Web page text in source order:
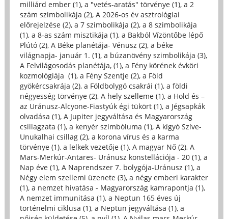
milliárd ember (1), a "vetés-aratás" törvénye (1), a 2
szám szimbolikája (2), A 2026-os év asztrológiai
előrejelzése (2), a 7 szimbolikája (2), a 8 szimbolikája
(1), a 8-as szám misztikája (1), a Bakból Vízöntőbe lépő
Plútó (2), A Béke planétája- Vénusz (2), a béke
világnapja- január 1. (1), a búzanövény szimbolikája (3),
A Felvilágosodás planétája, (1), a Fény körének évköri
kozmológiája (1), a Fény Szentje (2), a Föld
gyökércsakrája (2), a Földbolygó csakrái (1), a földi
négyesség törvénye (2), A hely szelleme (1), a Hold és –
az Uránusz-Alcyone-Fiastyúk égi tükört (1), a Jégsapkák
olvadása (1), A Jupiter jegyváltása és Magyarország
csillagzata (1), a kenyér szimbóluma (1), A kígyó Szíve-
Unukalhai csillag (2), a korona vírus és a karma
törvénye (1), a lelkek vezetője (1), A magyar Nő (2), A
Mars-Merkúr-Antares- Uránusz konstellációja - 20 (1), a
Nap éve (1), A Naprendszer 7. bolygója-Uránusz (1), a
Négy elem szellemi üzenete (3), a négy emberi karakter
(1), a nemzet hivatása - Magyarország kamrapontja (1),
A nemzet immunitása (1), a Neptun 165 éves új
történelmi ciklusa (1), a Neptun jegyváltása (1), a